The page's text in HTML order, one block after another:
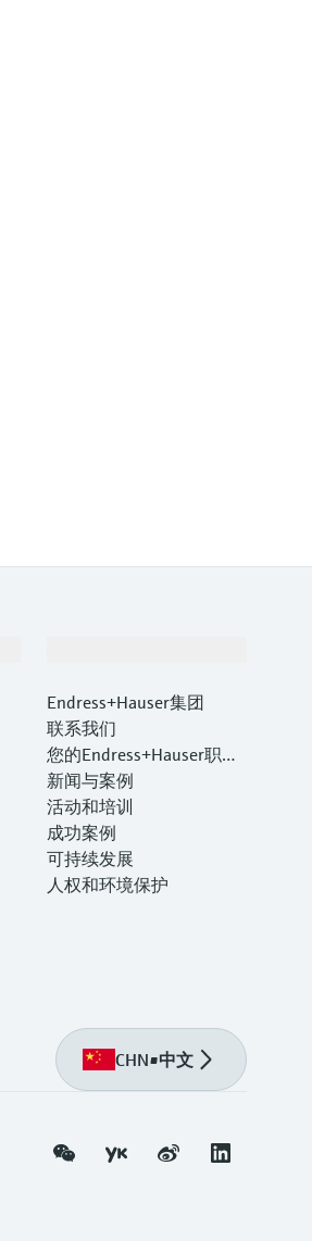
Endress+Hauser集团
联系我们
您的Endress+Hauser职业
生涯
新闻与案例
活动和培训
成功案例
可持续发展
人权和环境保护
CHN•中文